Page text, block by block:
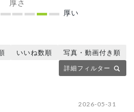
厚さ
厚い
詳細フィルター
いいね数順 写真・動画付き順
2026-05-31